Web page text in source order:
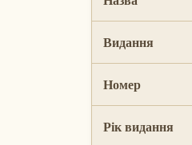
Видання
Номер
Рік видання